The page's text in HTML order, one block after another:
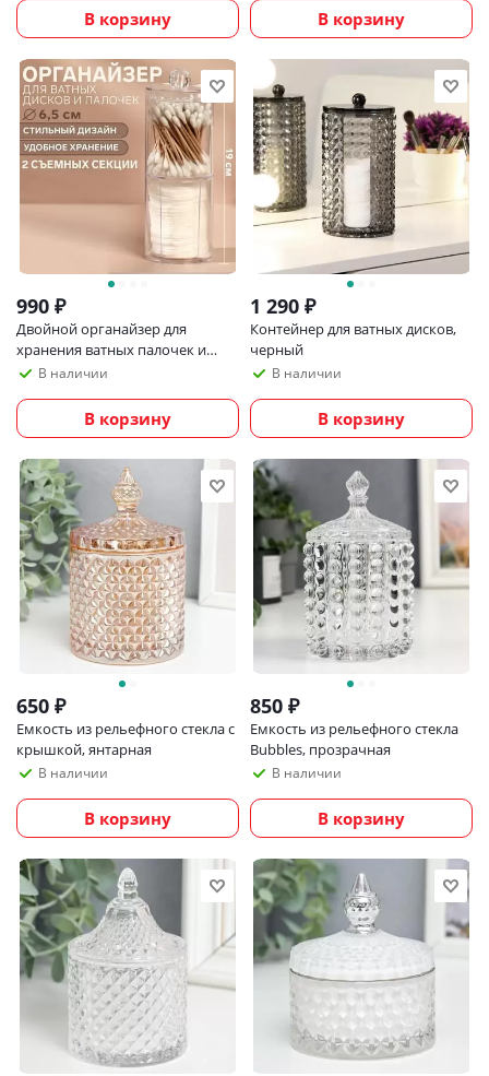
В корзину В корзину
990 ₽
Двойной органайзер для
хранения ватных палочек и
дисков (съемные секции)
В наличии
В корзину
1 290 ₽
Контейнер для ватных дисков,
черный
В наличии
В корзину
650 ₽
Емкость из рельефного стекла с
крышкой, янтарная
В наличии
В корзину
850 ₽
Емкость из рельефного стекла
Bubbles, прозрачная
В наличии
В корзину